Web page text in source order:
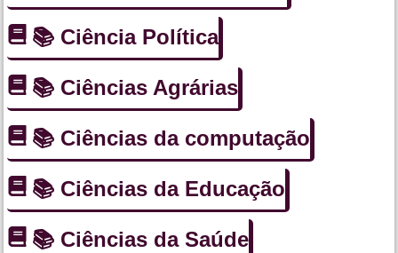
📚 Ciência Política
📚 Ciências Agrárias
📚 Ciências da computação
📚 Ciências da Educação
📚 Ciências da Saúde